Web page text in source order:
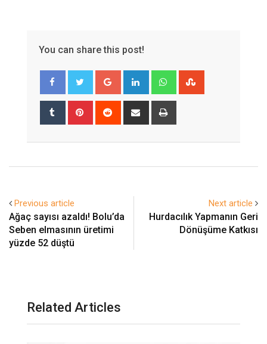
You can share this post!
Google+ LinkedIn Whatsapp
Tumblr Pinterest Reddit
Share
Previous article
Ağaç sayısı azaldı! Bolu’da
Seben elmasının üretimi
yüzde 52 düştü
Next article
Hurdacılık Yapmanın Geri
Dönüşüme Katkısı
Related Articles